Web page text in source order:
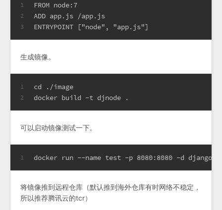
1
2
3
FROM node:7
ADD app.js /app.js
ENTRYPOINT ["node", "app.js"]
生成镜像。
1
2
cd ./image
docker build -t djnode .
可以启动镜像测试一下。
1 docker run --name test -p 8080:8080 -d
将镜像推到远程仓库（默认推到海外仓库有时网络不稳定，
所以推荐腾讯云的tcr）